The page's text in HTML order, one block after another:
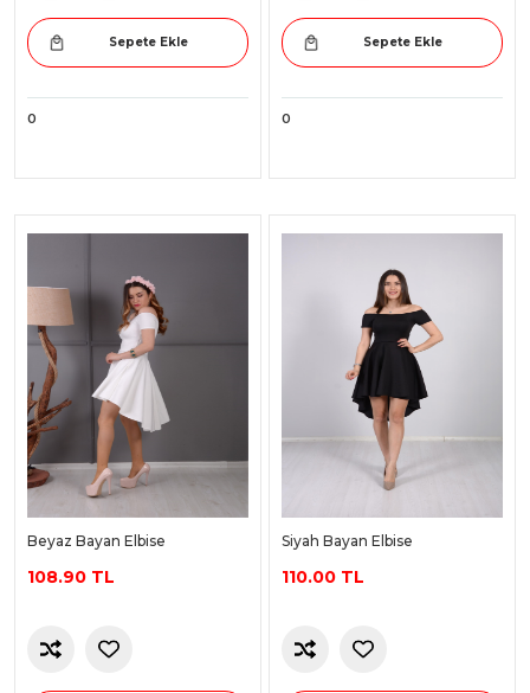
Sepete Ekle
0
Sepete Ekle
0
Beyaz Bayan Elbise
108.90 TL
Siyah Bayan Elbise
110.00 TL